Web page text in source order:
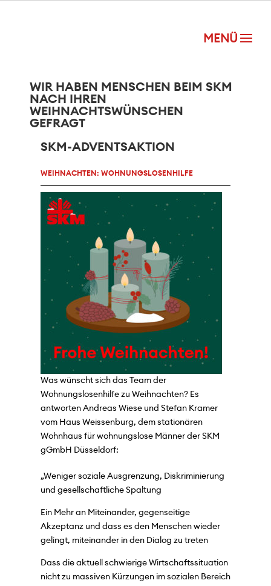
WIR HABEN MENSCHEN BEIM SKM
NACH IHREN
WEIHNACHTSWÜNSCHEN
GEFRAGT
SKM-ADVENTSAKTION
WEIHNACHTEN: WOHNUNGSLOSENHILFE
Was wünscht sich das Team der
Wohnungslosenhilfe zu Weihnachten? Es
antworten Andreas Wiese und Stefan Kramer
vom Haus Weissenburg, dem stationären
Wohnhaus für wohnungslose Männer der SKM
gGmbH Düsseldorf:
„Weniger soziale Ausgrenzung, Diskriminierung
und gesellschaftliche Spaltung
Ein Mehr an Miteinander, gegenseitige
Akzeptanz und dass es den Menschen wieder
gelingt, miteinander in den Dialog zu treten
Dass die aktuell schwierige Wirtschaftssituation
nicht zu massiven Kürzungen im sozialen Bereich